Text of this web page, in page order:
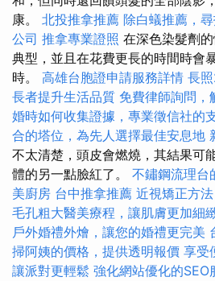
康。 北投推拿推薦 除白蟻推薦，
公司 推拿專業證照 在深色染髮劑
典型，並且在花費更長的時間時會
時。 高雄台胞證申請服務詳情 長
長者提升生活品質 免費律師詢問，
婚時如何收集證據，專業徵信社的
合的塔位，為先人選擇最佳安息地
不太清楚，頭皮會燃燒，其結果可
體的另一點臉紅了。 不鏽鋼流理台
美廚房 台中推拿推薦 近視矯正方
毛孔粗大醫美療程，讓肌膚更加細
戶外婚禮外燴，讓您的婚禮更完美
掃阿姨的價格，提供透明報價 享受
讓派對更輕鬆 強化網站優化的SEO